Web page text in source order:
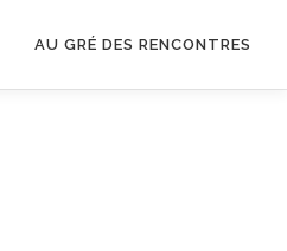
AU GRÉ DES RENCONTRES